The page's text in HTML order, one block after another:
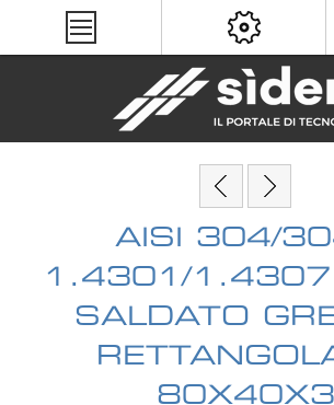
AISI 304/
1.4301/1.4307
SALDATO
80X40X3